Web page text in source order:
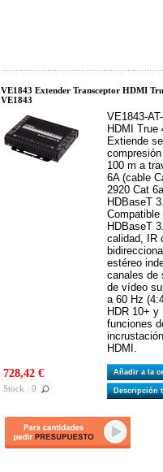
VE1843 Extender Transceptor HDMI
VE1843
VE1843-
HDMI
Extiende
100 m a
6A (cable
2920 Cat
HDBaseT
HDBaseT
calidad, IR
estéreo
canales de
de vídeo
a 60 Hz
HDR 10+
funciones
HDMI.
728,42 €
Stock : 0
Añadir a la
Descripción